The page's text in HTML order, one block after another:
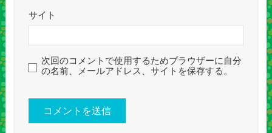
サイト
次回のコメントで使用するためブラウザーに自分
の名前、メールアドレス、サイトを保存する。